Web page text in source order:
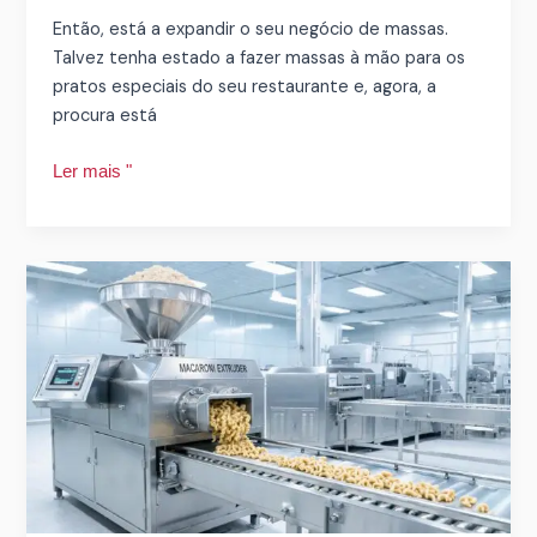
Então, está a expandir o seu negócio de massas.
Talvez tenha estado a fazer massas à mão para os
pratos especiais do seu restaurante e, agora, a
procura está
Ler mais "
Por
que
razão
a
transição
para
uma
linha
de